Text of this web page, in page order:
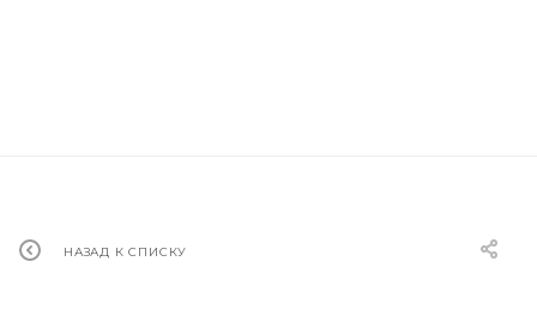
НАЗАД К СПИСКУ